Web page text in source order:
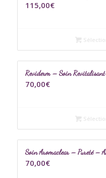
115,00€
Reviderm – Soin
70,00€
Soin Aromaclear – Pureté –
70,00€